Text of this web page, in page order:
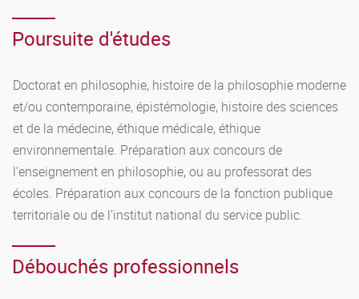
Poursuite d'études
Doctorat en philosophie, histoire de la philosophie moderne
et/ou contemporaine, épistémologie, histoire des sciences
et de la médecine, éthique médicale, éthique
environnementale. Préparation aux concours de
l’enseignement en philosophie, ou au professorat des
écoles. Préparation aux concours de la fonction publique
territoriale ou de l’institut national du service public.
Débouchés professionnels